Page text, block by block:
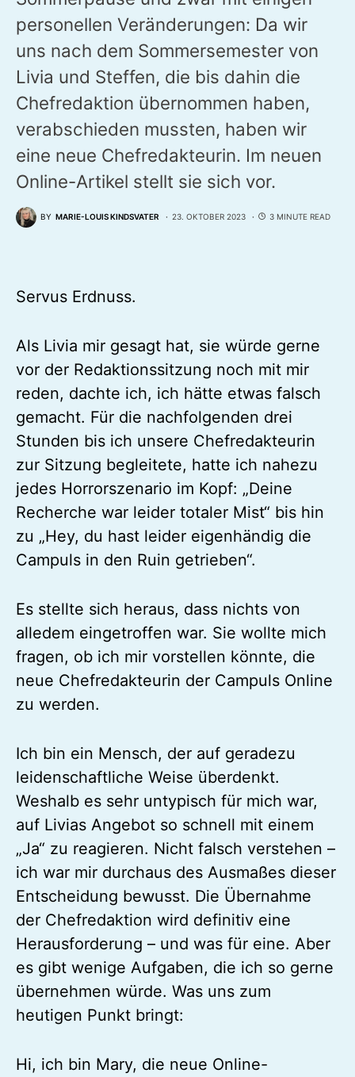
personellen Veränderungen: Da wir
uns nach dem Sommersemester von
Livia und Steffen, die bis dahin die
Chefredaktion übernommen haben,
verabschieden mussten, haben wir
eine neue Chefredakteurin. Im neuen
Online-Artikel stellt sie sich vor.
BY MARIE-LOUIS KINDSVATER 23. OKTOBER 2023 3 MINUTE READ
Servus Erdnuss.
Als Livia mir gesagt hat, sie würde gerne
vor der Redaktionssitzung noch mit mir
reden, dachte ich, ich hätte etwas falsch
gemacht. Für die nachfolgenden drei
Stunden bis ich unsere Chefredakteurin
zur Sitzung begleitete, hatte ich nahezu
jedes Horrorszenario im Kopf: „Deine
Recherche war leider totaler Mist“ bis hin
zu „Hey, du hast leider eigenhändig die
Campuls in den Ruin getrieben“.
Es stellte sich heraus, dass nichts von
alledem eingetroffen war. Sie wollte mich
fragen, ob ich mir vorstellen könnte, die
neue Chefredakteurin der Campuls Online
zu werden.
Ich bin ein Mensch, der auf geradezu
leidenschaftliche Weise überdenkt.
Weshalb es sehr untypisch für mich war,
auf Livias Angebot so schnell mit einem
„Ja“ zu reagieren. Nicht falsch verstehen –
ich war mir durchaus des Ausmaßes dieser
Entscheidung bewusst. Die Übernahme
der Chefredaktion wird definitiv eine
Herausforderung – und was für eine. Aber
es gibt wenige Aufgaben, die ich so gerne
übernehmen würde. Was uns zum
heutigen Punkt bringt:
Hi, ich bin Mary, die neue Online-